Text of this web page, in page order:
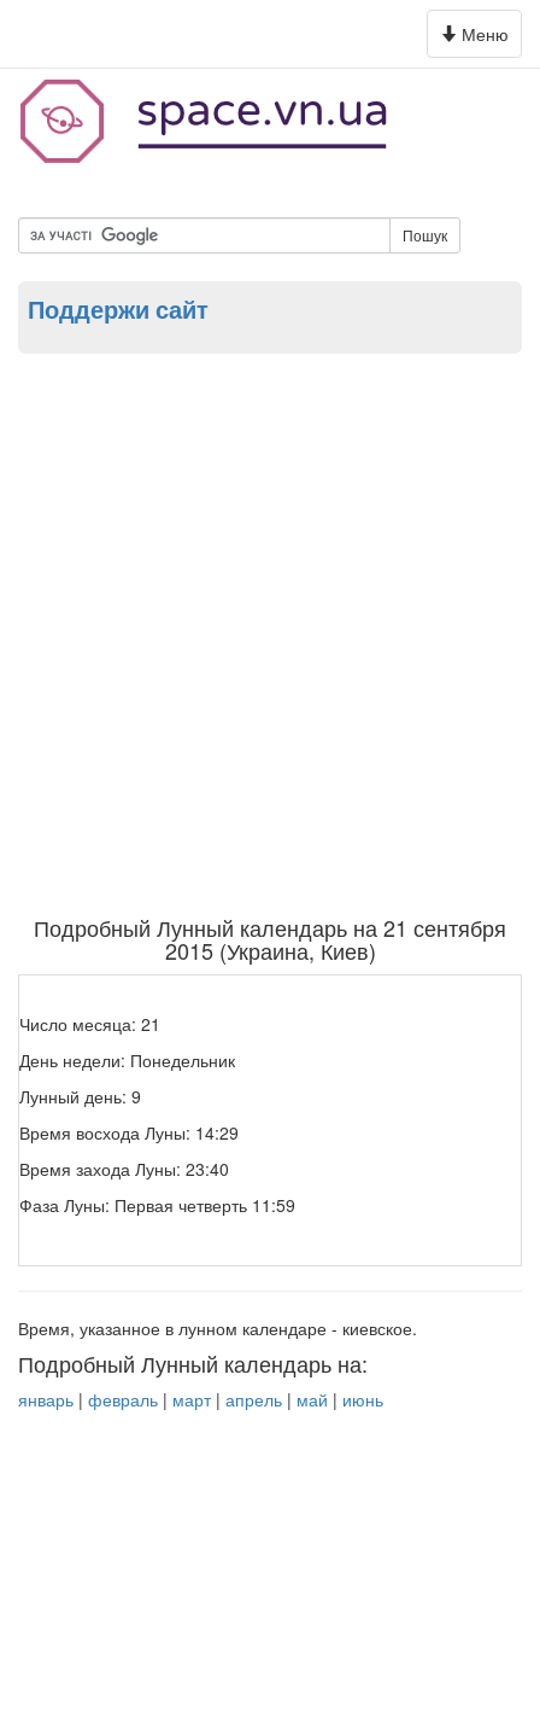
Toggle
navigation
Меню
Пошук
Поддержи сайт
Подробный Лунный календарь на 21 сентября
2015 (Украина, Киев)
Число месяца: 21
День недели: Понедельник
Лунный день: 9
Время восхода Луны: 14:29
Время захода Луны: 23:40
Фаза Луны: Первая четверть 11:59
Время, указанное в лунном календаре - киевское.
Подробный Лунный календарь на:
январь | февраль | март| апрель | май | июнь